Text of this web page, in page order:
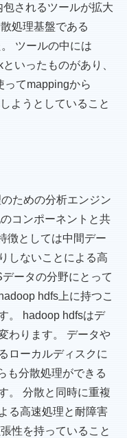
されるツールが拡大
処理基盤である
ツールの中には
いったものがあり、
ってmappingから
ようとしていること
ための分析エンジン
コンポーネントと共
徴としては中間デー
しないことによる高
ータの分野にとって
hdfs上に持つこ
。 hadoop hdfsはデ
わります。 データや
ローカルディスクに
も分散処理ができる
。 分散と同時に重複
る高速処理と耐障害
性を持っていること